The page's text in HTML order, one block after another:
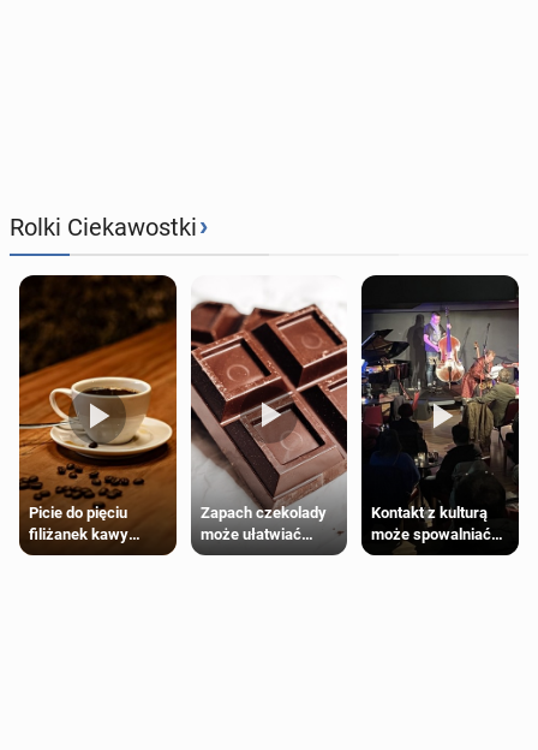
Rolki Ciekawostki›
Picie do pięciu
filiżanek kawy
dziennie jest
Zapach czekolady
może ułatwiać
trening siłowy
Kontakt z kulturą
może spowalniać
starzenie